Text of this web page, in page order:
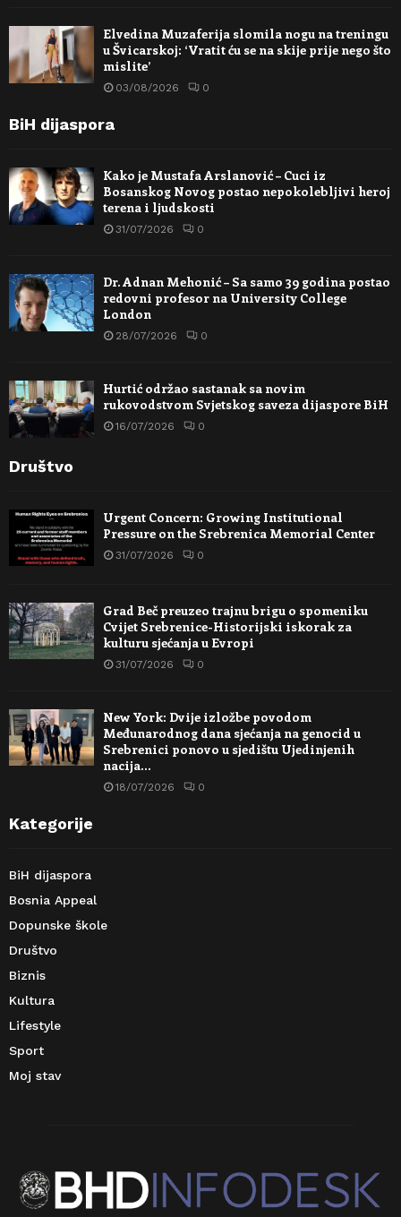
Elvedina Muzaferija slomila nogu na treningu
u Švicarskoj: ‘Vratit ću se na skije prije nego što
mislite’
03/08/2026 0
BiH dijaspora
Kako je Mustafa Arslanović – Cuci iz
Bosanskog Novog postao nepokolebljivi heroj
terena i ljudskosti
31/07/2026 0
Dr. Adnan Mehonić – Sa samo 39 godina postao
redovni profesor na University College
London
28/07/2026 0
Hurtić održao sastanak sa novim
rukovodstvom Svjetskog saveza dijaspore BiH
16/07/2026 0
Društvo
Urgent Concern: Growing Institutional
Pressure on the Srebrenica Memorial Center
31/07/2026 0
Grad Beč preuzeo trajnu brigu o spomeniku
Cvijet Srebrenice-Historijski iskorak za
kulturu sjećanja u Evropi
31/07/2026 0
New York: Dvije izložbe povodom
Međunarodnog dana sjećanja na genocid u
Srebrenici ponovo u sjedištu Ujedinjenih
nacija…
18/07/2026 0
Kategorije
BiH dijaspora
Bosnia Appeal
Dopunske škole
Društvo
Biznis
Kultura
Lifestyle
Sport
Moj stav